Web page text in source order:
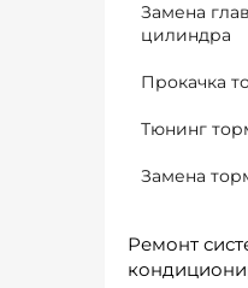
Замена
цилиндра
Прокачка
Тюнинг
Замена
Ремонт